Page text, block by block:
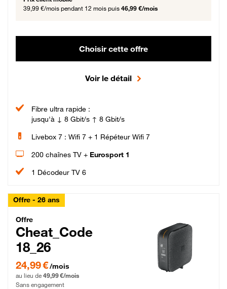
39,99 €/mois pendant 12 mois puis 46,99 €/mois
Choisir cette offre
Voir le détail
Fibre ultra rapide :
jusqu'à ↓ 8 Gbit/s ↑ 8 Gbit/s
Livebox 7 : Wifi 7 + 1 Répéteur Wifi 7
200 chaînes TV + Eurosport 1
1 Décodeur TV 6
Offre - 26 ans
Cheat_Code Fibre_18_26
Offre
Cheat_Code
18_26
24,99 € par mois pendant 0 mois puis 49,99 € par mois, Sans engagement
24,99 €/mois
au lieu de 49,99 €/mois
Sans engagement